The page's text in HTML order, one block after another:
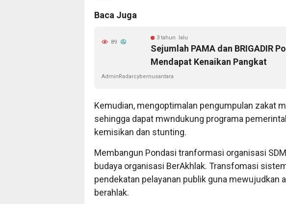
Baca Juga
3 tahun lalu
Sejumlah PAMA dan BRIGADIR
Mendapat Kenaikan Pangkat
89
AdminRadarcybernusantara
Kemudian, mengoptimalan pengumpulan zakat
sehingga dapat mwndukung programa
kemisikan dan stunting.
Membangun Pondasi tranformasi organisasi
budaya organisasi BerAkhlak. Transfomasi
pendekatan pelayanan publik guna mewujudkan
berahlak.